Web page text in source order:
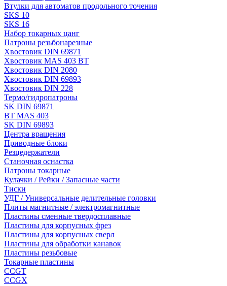
Втулки для автоматов продольного точения
SKS 10
SKS 16
Набор токарных цанг
Патроны резьбонарезные
Хвостовик DIN 69871
Хвостовик MAS 403 BT
Хвостовик DIN 2080
Хвостовик DIN 69893
Хвостовик DIN 228
Термо/гидропатроны
SK DIN 69871
BT MAS 403
SK DIN 69893
Центра вращения
Приводные блоки
Резцедержатели
Станочная оснастка
Патроны токарные
Кулачки / Рейки / Запасные части
Тиски
УДГ / Универсальные делительные головки
Плиты магнитные / электромагнитные
Пластины сменные твердосплавные
Пластины для корпусных фрез
Пластины для корпусных сверл
Пластины для обработки канавок
Пластины резьбовые
Токарные пластины
CCGT
CCGX